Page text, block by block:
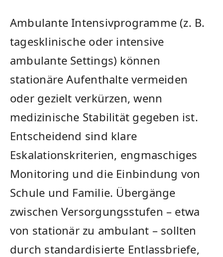
Ambulante Intensivprogramme (z. B.
tagesklinische oder intensive
ambulante Settings) können
stationäre Aufenthalte vermeiden
oder gezielt verkürzen, wenn
medizinische Stabilität gegeben ist.
Entscheidend sind klare
Eskalationskriterien, engmaschiges
Monitoring und die Einbindung von
Schule und Familie. Übergänge
zwischen Versorgungsstufen – etwa
von stationär zu ambulant – sollten
durch standardisierte Entlassbriefe,